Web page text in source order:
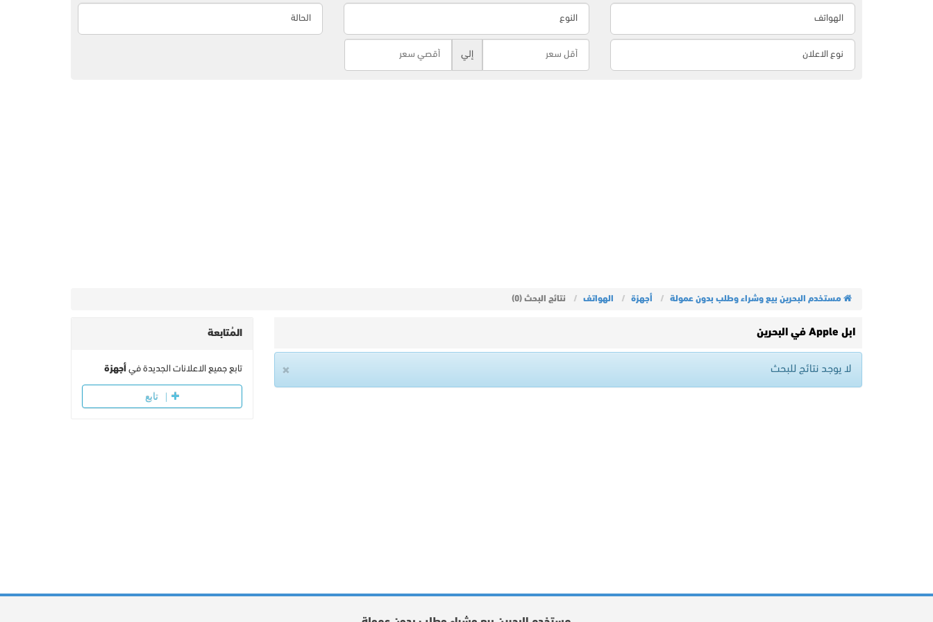
إلي
مستخدم البحرين بيع وشراء وطلب بدون عمولة أجهزة الهواتف نتائج البحث (0)
ابل Apple في البحرين
× لا يوجد نتائج للبحث
المُتابعة
تابع جميع الاعلانات الجديدة فيأجهزة
تابع